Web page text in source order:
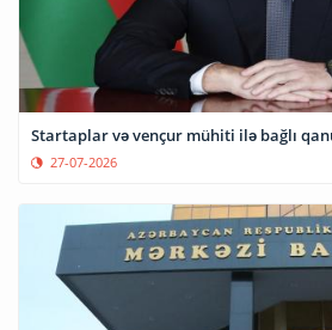
Startaplar və vençur mühiti ilə bağlı
27-07-2026